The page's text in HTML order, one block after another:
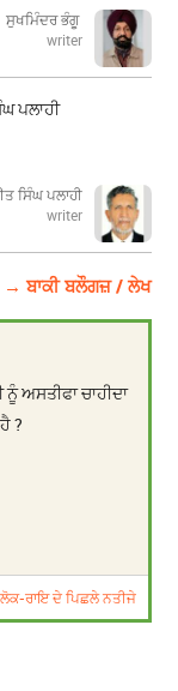
ਸੁਖਮਿੰਦਰ ਭੰਗੂ
writer
ਪਲਾਹੀ
ਸਿੰਘ ਪਲਾਹੀ
writer
→ ਬਾਕੀ ਬਲੌਗਜ਼ / ਲੇਖ
ਅਸਤੀਫਾ ਚਾਹੀਦਾ
?
ਲੋਕ-ਰਾਇ ਦੇ ਪਿਛਲੇ ਨਤੀਜੇ